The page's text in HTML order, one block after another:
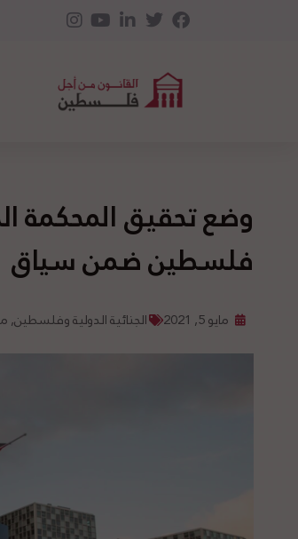
وضع تحقيق المحكمة
فلسطين ضمن سياق
مايو 5, 2021 الجنائية الدولية وفلسطين,